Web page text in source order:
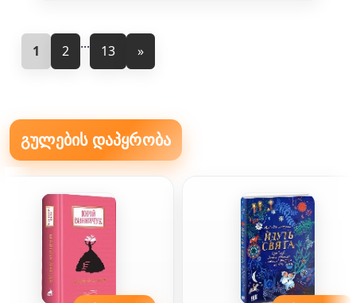
1 2 ... 13 »
გულების დაპყრობა